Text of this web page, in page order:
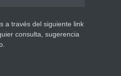
a través del siguiente link
consulta, sugerencia